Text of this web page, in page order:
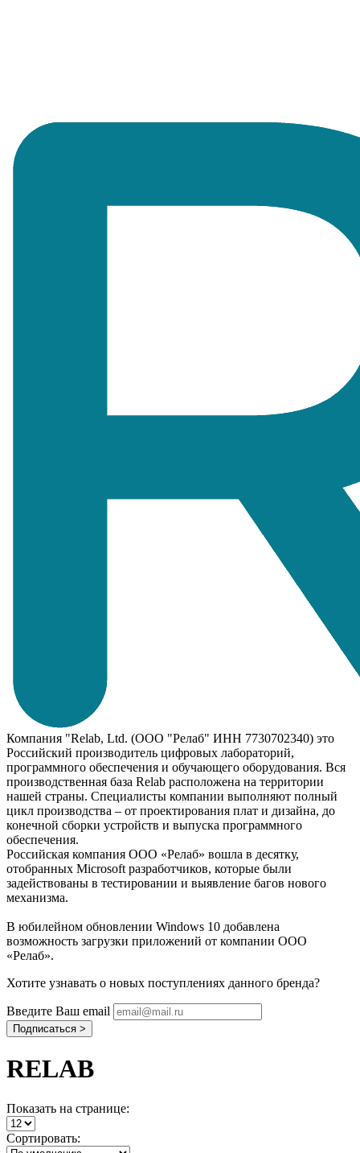
Компания "Relab, Ltd. (ООО "Релаб" ИНН 7730702340) это
Российский производитель цифровых лабораторий,
программного обеспечения и обучающего оборудования. Вся
производственная база Relab расположена на территории
нашей страны. Специалисты компании выполняют полный
цикл производства – от проектирования плат и дизайна, до
конечной сборки устройств и выпуска программного
обеспечения.
Российская компания ООО «Релаб» вошла в десятку,
отобранных Microsoft разработчиков, которые были
задействованы в тестировании и выявление багов нового
механизма.
В юбилейном обновлении Windows 10 добавлена
возможность загрузки приложений от компании ООО
«Релаб».
Хотите узнавать о новых поступлениях данного бренда?
Введите Ваш email
RELAB
Показать на странице:
Сортировать: